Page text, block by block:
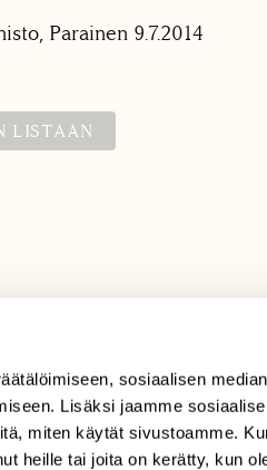
sosiaalisen median
Lisäksi jaamme
miten käytät sivustoamme.
heille tai joita on kerätty, kun
Parainen 9.7.2014
LISTAAN
210 (arkisin